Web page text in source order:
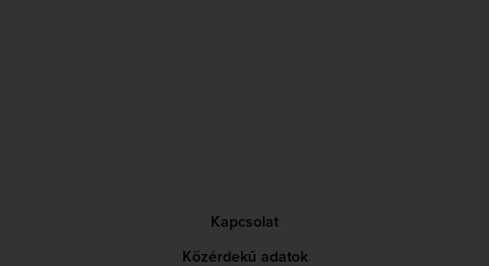
Kapcsolat
Közérdekű adatok